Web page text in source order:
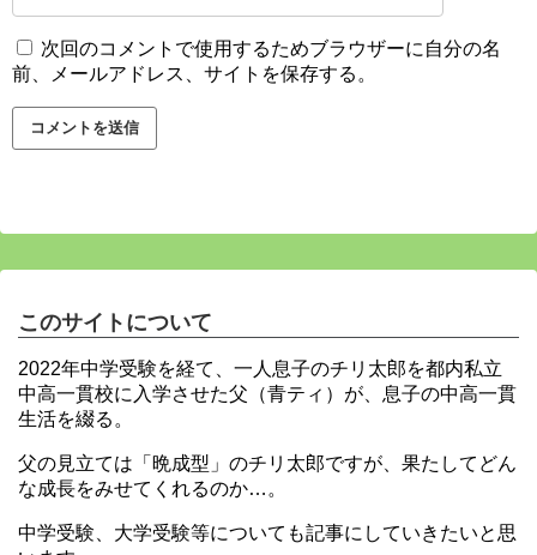
次回のコメントで使用するためブラウザーに自分の名
前、メールアドレス、サイトを保存する。
このサイトについて
2022年中学受験を経て、一人息子のチリ太郎を都内私立
中高一貫校に入学させた父（青ティ）が、息子の中高一貫
生活を綴る。
父の見立ては「晩成型」のチリ太郎ですが、果たしてどん
な成長をみせてくれるのか…。
中学受験、大学受験等についても記事にしていきたいと思